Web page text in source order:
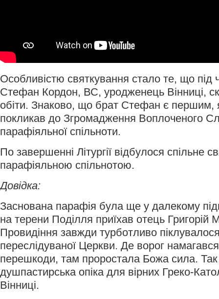
Особливістю святкування стало те, що під
Стефан Кордон, ВС, уродженець Вінниці,
обіти. Знаково, що брат Стефан є першим,
покликав до Згромадження Воплоченого
парафіяльної спільноти.
По завершенні Літургії відбулося спільне
парафіяльною спільнотою.
Довідка:
Заснована парафія була ще у далекому
на терени Поділля приїхав отець
Провидіння завжди турботливо
переслідуваної Церкви. Де ворог
перешкоди, там проростала Божа сила. Так
душпастирська опіка для вірних Греко-
Вінниці.